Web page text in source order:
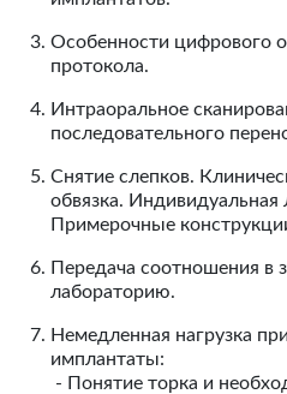
Особенности цифрового
протокола.
Интраоральное
последовательного
Снятие слепков.
обвязка. Индивидуальная
Примерочные
Передача соотношения в
лабораторию.
Немедленная нагрузка
имплантаты:
- Понятие торка и